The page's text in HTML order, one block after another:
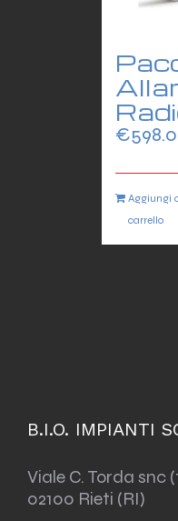
€
Aggiungi
carrello
B.I.O. IMPIANTI
Viale C. Torda snc
02100 Rieti (RI)